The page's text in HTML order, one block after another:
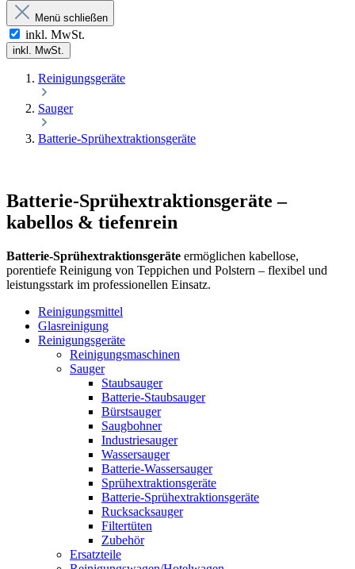
Menü schließen
inkl. MwSt.
inkl. MwSt.
Reinigungsgeräte
Sauger
Batterie-Sprühextraktionsgeräte
Batterie-Sprühextraktionsgeräte –
kabellos & tiefenrein
Batterie-Sprühextraktionsgeräte ermöglichen kabellose,
porentiefe Reinigung von Teppichen und Polstern – flexibel und
leistungsstark im professionellen Einsatz.
Reinigungsmittel
Glasreinigung
Reinigungsgeräte
Reinigungsmaschinen
Sauger
Staubsauger
Batterie-Staubsauger
Bürstsauger
Saugbohner
Industriesauger
Wassersauger
Batterie-Wassersauger
Sprühextraktionsgeräte
Batterie-Sprühextraktionsgeräte
Rucksacksauger
Filtertüten
Zubehör
Ersatzteile